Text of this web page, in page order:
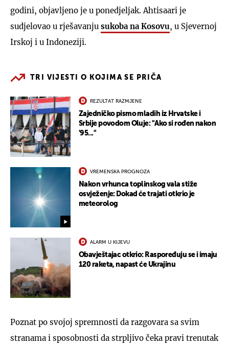
godini, objavljeno je u ponedjeljak. Ahtisaari je
sudjelovao u rješavanju sukoba na Kosovu, u Sjevernoj
Irskoj i u Indoneziji.
TRI VIJESTI O KOJIMA SE PRIČA
REZULTAT RAZMJENE
Zajedničko pismo mladih iz Hrvatske i
Srbije povodom Oluje: "Ako si rođen nakon
'95..."
VREMENSKA PROGNOZA
Nakon vrhunca toplinskog vala stiže
osvježenje: Dokad će trajati otkrio je
meteorolog
ALARM U KIJEVU
Obavještajac otkrio: Raspoređuju se i imaju
120 raketa, napast će Ukrajinu
Poznat po svojoj spremnosti da razgovara sa svim
stranama i sposobnosti da strpljivo čeka pravi trenutak